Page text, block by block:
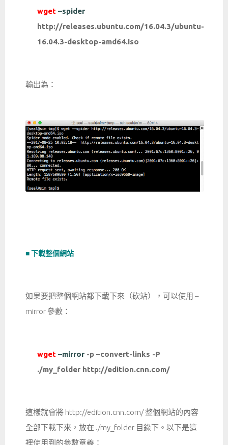
wget –spider
http://releases.ubuntu.com/16.04.3/ubuntu-
16.04.3-desktop-amd64.iso
輸出為：
■ 下載整個網站
如果要把整個網站都下載下來（砍站），可以使用 –
mirror 參數：
wget –mirror-p –convert-links -P
./my_folder http://edition.cnn.com/
這樣就會將 http://edition.cnn.com/ 整個網站的內容
全部下載下來，放在 ./my_folder 目錄下。以下是這
裡使用到的參數意義：